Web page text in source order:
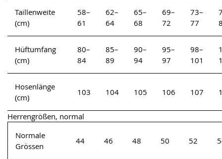
Taillenweite
(cm)
58–
61
62–
64
65–
68
69–
72
73–
77
Hüftumfang
(cm)
80–
84
85–
89
90–
94
95–
97
98–
101
Hosenlänge
(cm)
103 104 105 106 107
Herrengrößen, normal
Normale
Grössen
44 46 48 50 52